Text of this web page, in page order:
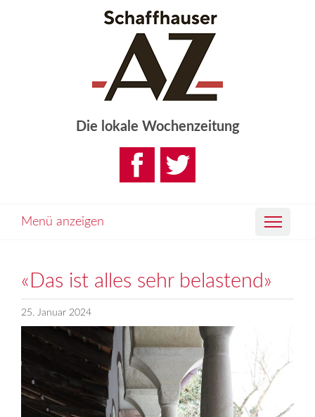
Die lokale Wochenzeitung
Menü anzeigen
«Das ist alles sehr belastend»
25. Januar 2024